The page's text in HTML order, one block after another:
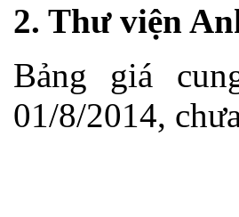
2. Thư viện
Bảng giá
01/8/2014,